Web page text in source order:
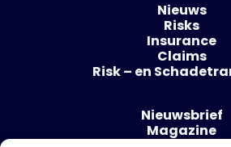
Nieuws
Risks
Insurance
Claims
Risk – en
Nieuwsbrief
Magazine